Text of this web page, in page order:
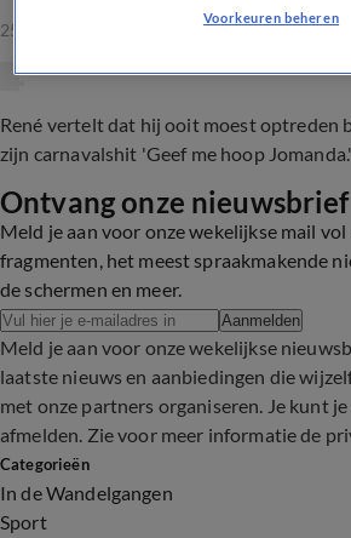
25 okt 2023, 22:38
René vertelt dat hij ooit moest optreden
zijn carnavalshit 'Geef me hoop Jomanda.'
Ontvang onze nieuwsbrief
Meld je aan voor onze wekelijkse mail
fragmenten, het meest spraakmakende
de schermen en meer.
Aanmelden
Meld je aan voor onze wekelijkse
laatste nieuws en aanbiedingen die
met onze partners organiseren. Je kunt
afmelden. Zie voor meer informatie de
Categorieën
In de Wandelgangen
Sport
Voorkeuren beheren